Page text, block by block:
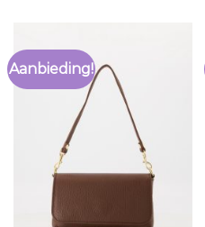
Aanbieding!